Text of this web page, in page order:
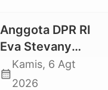
tidak Larut dalam
Trauma dan
Kesedihan
Berkepanjangan
Anggota DPR RI
Eva Stevany
Rataba Salurkan
Bantuan Bagi
calendar_month
Kamis, 6 Agt
2026